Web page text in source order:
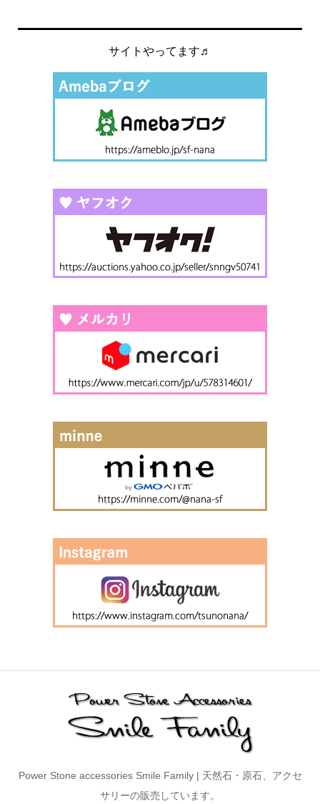
サイトやってます♬
Power Stone accessories Smile Family | 天然石・原石、アクセ
サリーの販売しています。